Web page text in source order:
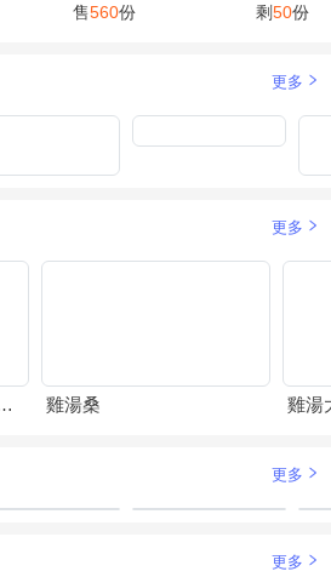
售560份 剩50份
更多
更多
桑/麵屋一燈/賴山嶼 雞湯桑
更多
更多